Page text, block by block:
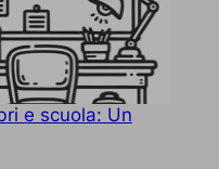
e scuola: Un